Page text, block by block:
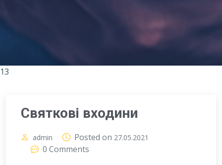
13
Святкові входини
admin Posted on 27.05.2021
0 Comments